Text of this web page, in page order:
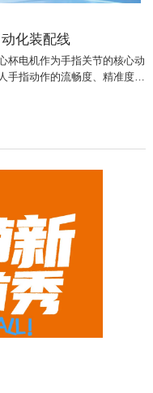
合与产学研协同为核
产业实践经验，为科研
作为契机，推动工业具
助力工业本土化落地。
董事长赵丹表示，三方
线智能化转型注入强劲
机器人产业向高精度、
迈向高端化贡献力量。
化装配线
杯电机作为手指关节的核心动
手指动作的流畅度、精准度与
凭借“高功率密度、毫秒级
手指关节动力系统的“黄金选
机自动化装配线，以“智能智
一行业痛点提供了切实可行的
协同体系。在核心工序中，
子对位等操作，彻底摆脱人工
一致——这为人形机器人手指
效率与精度的“双维跃升”：通
单件电机的生产周期大幅压
其不仅能满足客户对“定制
大规模交付提供稳定产能，
。【赋能】为人形机器人手
科摩通自动化装配线生产的
：针对人形机器人手指关节